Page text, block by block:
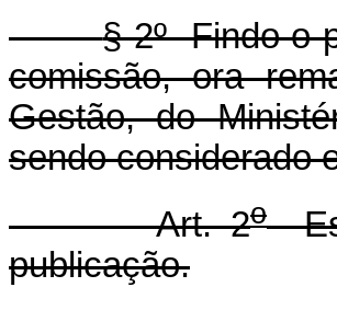
§ 2º Findo o
comissão, ora
Gestão, do
sendo considerado
Art. 2o
publicação.